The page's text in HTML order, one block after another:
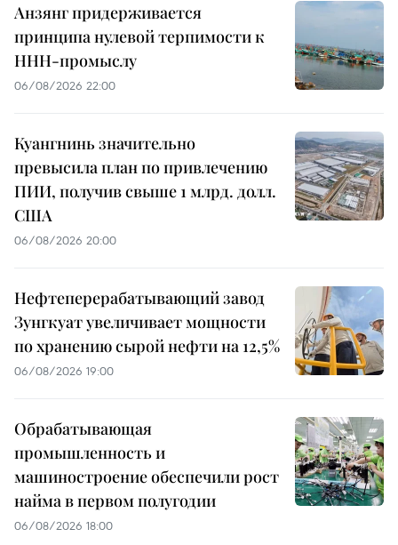
Анзянг придерживается
принципа нулевой терпимости к
ННН-промыслу
06/08/2026 22:00
Куангнинь значительно
превысила план по привлечению
ПИИ, получив свыше 1 млрд. долл.
США
06/08/2026 20:00
Нефтеперерабатывающий завод
Зунгкуат увеличивает мощности
по хранению сырой нефти на 12,5%
06/08/2026 19:00
Обрабатывающая
промышленность и
машиностроение обеспечили рост
найма в первом полугодии
06/08/2026 18:00